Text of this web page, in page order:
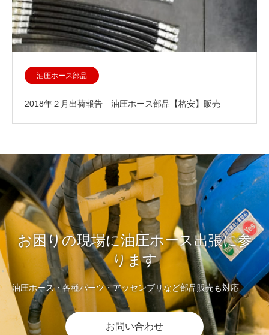
油圧ホース部品
2018年２月出荷報告 油圧ホース部品【格安】販売
お困りの現場に油圧ホース出張に参
ります
油圧ホース・各種パーツ・アッセンブリなど部品販売も対応
お問い合わせ